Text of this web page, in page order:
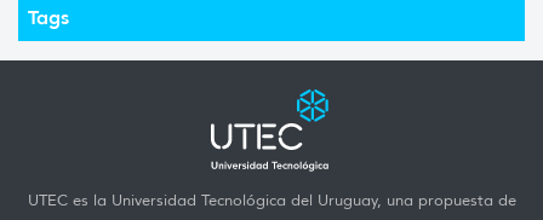
Tags
UTEC es la Universidad Tecnológica del Uruguay, una propuesta de